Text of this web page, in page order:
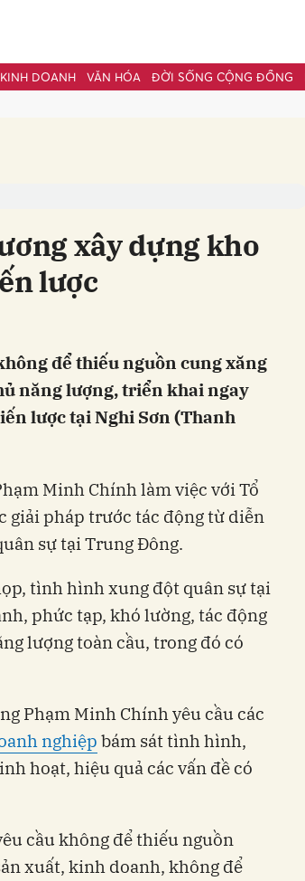
KINH DOANH VĂN HÓA ĐỜI SỐNG CỘNG ĐỒNG
xây dựng kho
lược
để thiếu nguồn cung xăng
năng lượng, triển khai ngay
lược tại Nghi Sơn (Thanh
Minh Chính làm việc với Tổ
giải pháp trước tác động từ diễn
sự tại Trung Đông.
tình hình xung đột quân sự tại
phức tạp, khó lường, tác động
lượng toàn cầu, trong đó có
Phạm Minh Chính yêu cầu các
nghiệp bám sát tình hình,
hoạt, hiệu quả các vấn đề có
cầu không để thiếu nguồn
xuất, kinh doanh, không để